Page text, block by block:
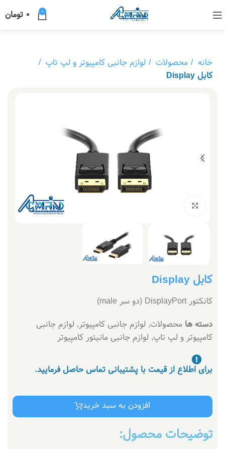
0
0 تومان
خانه محصولات
لوازم جانبی کامپیوتر و لپ تاپ
کابل Display
کابل Display
کانکتور DisplayPort (دو سر male)
دسته ها محصولات, لوازم جانبی کامپیوتر, لوازم جانبی
کامپیوتر و لپ تاپ, لوازم جانبی مانیتور کامپیوتر
برای اطلاع از قیمت با پشتیبانی تماس حاصل فرمایید.
افزودن به سبد خرید
توضیحات محصول: